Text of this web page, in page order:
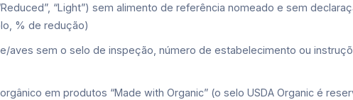
“Light”) sem alimento de referência nomeado e sem
% de redução)
aves sem o selo de inspeção, número de estabelecimento ou
em produtos “Made with Organic” (o selo USDA Organic é